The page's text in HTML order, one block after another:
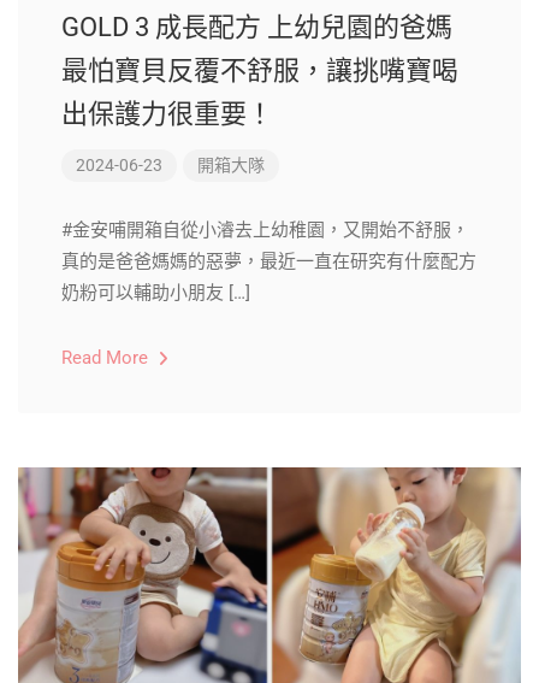
GOLD 3 成長配方 上幼兒園的爸媽
最怕寶貝反覆不舒服，讓挑嘴寶喝
出保護力很重要！
2024-06-23 開箱大隊
#金安哺開箱自從小濬去上幼稚園，又開始不舒服，
真的是爸爸媽媽的惡夢，最近一直在研究有什麼配方
奶粉可以輔助小朋友 […]
Read More